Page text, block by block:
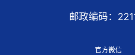
邮政编码：
官方微信